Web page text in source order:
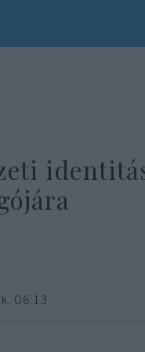
06:13